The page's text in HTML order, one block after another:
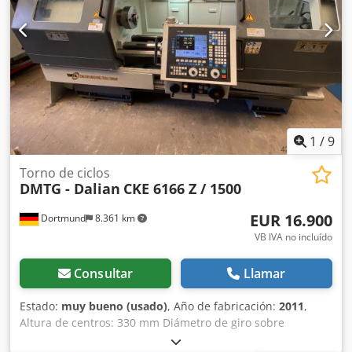
para sujeción de barras de taladro, D60 mm - Protector
contra virutas y carenado móvil con ventana de visión -
Lámpara de máquina - Sistema de refrigeración (bomba de
refrigerante reforzada, 5,4 bar) - Torre revólver Parat de 4
posiciones (accionamiento manual) - Regla graduada, eje X
- Documentación - Transportador de virutas - Pistola de
enjuague manual - 1 x luneta, rango de sujeción de 20 mm
a 150 mm - 1 x luneta, rango de sujeción de 120 mm a 270
mm La máquina se encuentra en muy buen estado.
1 /9
Dortmund 8.361 km
Torno de ciclos
DMTG - Dalian CKE 6166 Z / 1500
EUR 16.900
VB IVA no incluído
Consultar Llamar
Estado: muy bueno (usado), Año de fabricación: 2011,
Altura de centros: 330 mm Diámetro de giro sobre
bancada: 660 mm Diámetro de giro sobre carro: 430 mm